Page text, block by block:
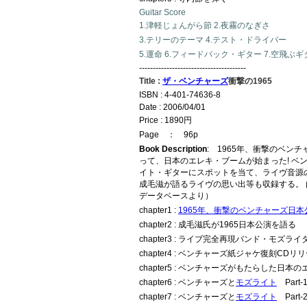
Guitar Score
1.津軽じょんがら節 2.夜霧のなぎさ
3.テリーのテーマ 4.テスト・ドライバー
5.運命 6.フィードバック・ギター 7.空飛ぶギ
---------------------------------------
Title : ザ・ベンチャーズ衝撃の1965
ISBN : 4-401-74636-8
Date : 2006/04/01
Price : 1890円
Page ： 96p
Book Description: 1965年、衝撃のベンチ
って、日本のエレキ・ブームが始まった! ベ
イト・ギターにスポットを当て、ライヴ音源
成毛滋が語るライヴの思い出等も収録する。
データベースより）
chapter1 : 1965年、衝撃のベンチャーズ日本
chapter2 : 成毛滋氏が1965日本公演を語る
chapter3 : ライブ完全再現バンド・モズライ
chapter4 : ベンチャーズ紙ジャケ復刻CDリ
chapter5 : ベンチャーズがもたらした日本の
chapter6 : ベンチャーズと モズライト
Part-1
chapter7 : ベンチャーズと モズライト
Part-2